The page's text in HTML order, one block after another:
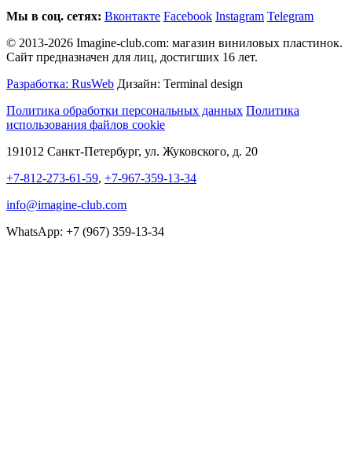
Мы в соц. сетях: Вконтакте Facebook Instagram Telegram
© 2013-2026 Imagine-club.com: магазин виниловых пластинок.
Сайт предназначен для лиц, достигших 16 лет.
Разработка: RusWeb Дизайн: Terminal design
Политика обработки персональных данных Политика
использования файлов cookie
191012 Санкт-Петербург, ул. Жуковского, д. 20
+7-812-273-61-59, +7-967-359-13-34
info@imagine-club.com
WhatsApp: +7 (967) 359-13-34